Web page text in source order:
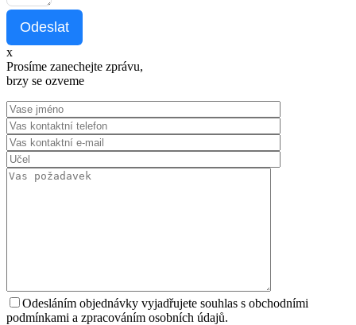
Odeslat
x
Prosíme zanechejte zprávu,
brzy se ozveme
Odesláním objednávky vyjadřujete souhlas s obchodními
podmínkami a zpracováním osobních údajů.